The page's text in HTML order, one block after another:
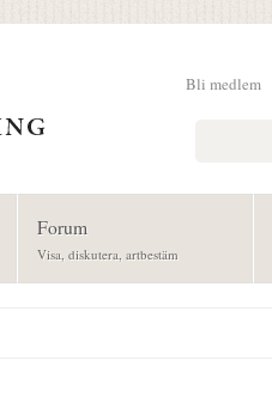
Bli medlem
Forum
Visa, diskutera, artbestäm